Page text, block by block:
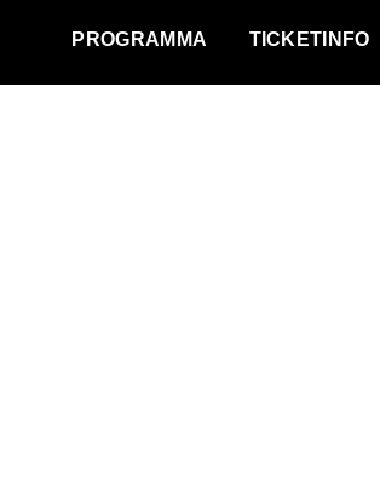
PROGRAMMA TICKETINFO